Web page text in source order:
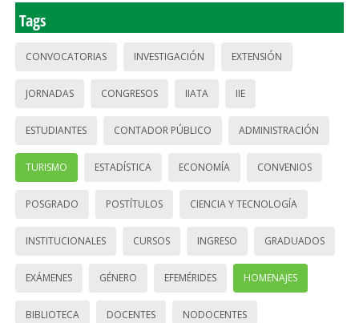
Tags
CONVOCATORIAS INVESTIGACIÓN EXTENSIÓN
JORNADAS CONGRESOS IIATA IIE
ESTUDIANTES CONTADOR PÚBLICO ADMINISTRACIÓN
TURISMO ESTADÍSTICA ECONOMÍA CONVENIOS
POSGRADO POSTÍTULOS CIENCIA Y TECNOLOGÍA
INSTITUCIONALES CURSOS INGRESO GRADUADOS
EXÁMENES GÉNERO EFEMÉRIDES HOMENAJES
BIBLIOTECA DOCENTES NODOCENTES